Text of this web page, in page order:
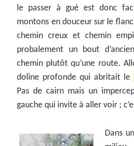
le passer à gué est donc
montons en douceur sur le
chemin creux et chemin
probalement un bout
chemin plutôt qu’une route.
doline profonde qui abritait le
Pas de cairn mais un
gauche qui invite à aller voir ;
Dans